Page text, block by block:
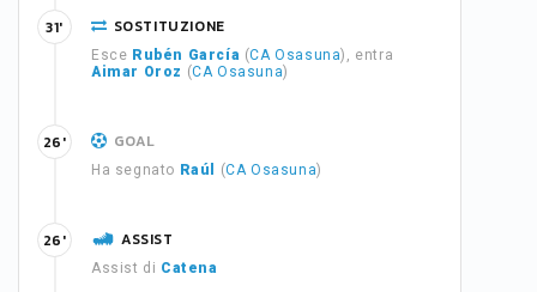
SOSTITUZIONE
Esce Rubén García (CA Osasuna), entra
Aimar Oroz (CA Osasuna)
31'
GOAL
Ha segnato Raúl (CA Osasuna)
26'
ASSIST
Assist di Catena
26'